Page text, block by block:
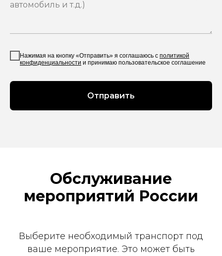
Нажимая на кнопку «Отправить» я соглашаюсь с политикой
конфиденциальности и принимаю пользовательское соглашение
Отправить
Обслуживание
мероприятий России
Выберите необходимый транспорт под
ваше мероприятие. Это может быть